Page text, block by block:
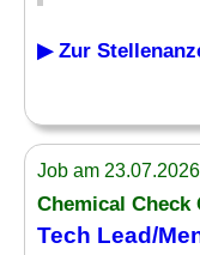
▶ Zur
Job am
Chemical Check
Tech Lead/